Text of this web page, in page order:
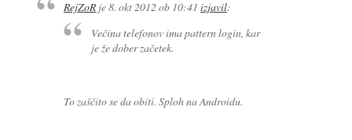
RejZoR je8. okt 2012 ob 10:41 izjavil:
Večina telefonov ima pattern login, kar
je že dober začetek.
To zaščito se da obiti. Sploh na Androidu.